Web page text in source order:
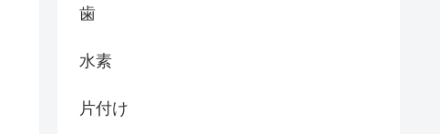
歯
水素
片付け